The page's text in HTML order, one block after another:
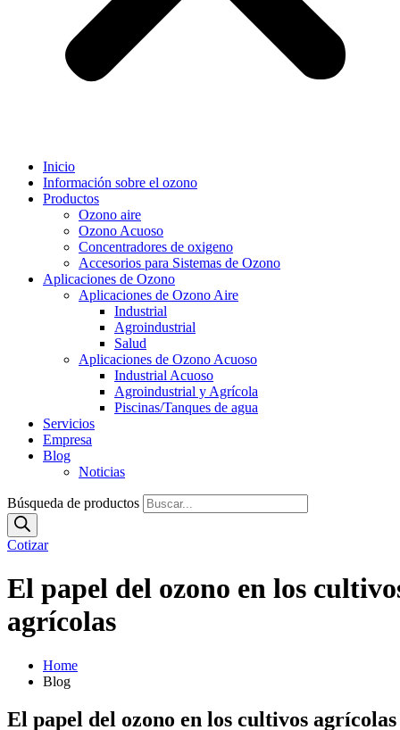
Inicio
Información sobre el ozono
Productos
Ozono aire
Ozono Acuoso
Concentradores de oxigeno
Accesorios para Sistemas de Ozono
Aplicaciones de Ozono
Aplicaciones de Ozono Aire
Industrial
Agroindustrial
Salud
Aplicaciones de Ozono Acuoso
Industrial Acuoso
Agroindustrial y Agrícola
Piscinas/Tanques de agua
Servicios
Empresa
Blog
Noticias
Búsqueda de productos
Cotizar
El papel del ozono en los
agrícolas
Home
Blog
El papel del ozono en los cultivos agrícolas